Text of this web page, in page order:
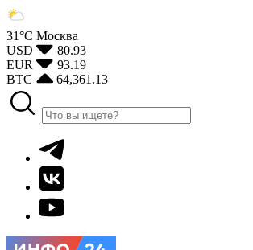
31°С Москва
USD
80.93
EUR
93.19
BTC
64,361.13